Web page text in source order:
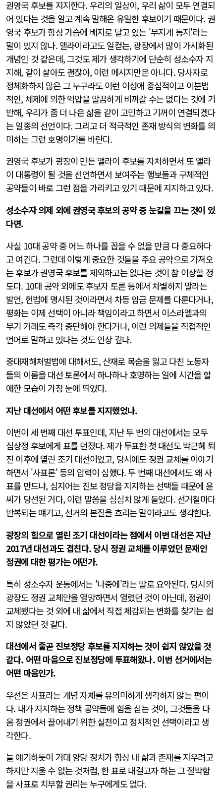
권영국 후보를 지지한다. 우리의 일상이, 우리 삶이 모두 연결되
어 있다는 것을 알고 계속 말해온 유일한 후보이기 때문이다. 권
영국 후보가 항상 가슴에 배지로 달고 있는 '무지개 동지'라는
말이 있지 않나. 앨라이라고도 일컫는, 광장에서 많이 가시화된
개념인 것 같은데, 그것도 제가 생각하기에 단순히 성소수자 지
지해, 같이 살아도 괜찮아, 이런 메시지만은 아니다. 당사자로
정체화하지 않은 그 누구라도 이런 이성애 중심적이고 이분법
적인, 체제에 의한 억압을 말끔하게 비껴갈 수는 없다는 것에 기
반해, 우리가 좀 더 나은 삶을 같이 고민하고 기꺼이 연결되겠다
는 일종의 선언이다. 그리고 더 적극적인 존재 방식의 변화를 의
미하는 그런 호명이기를 바란다.
권영국 후보가 광장이 만든 앨라이 후보를 자처하면서 또 앨라
이 대통령이 될 것을 선언하면서 보여주는 행보들과 구체적인
공약들이 바로 그런 점을 가리키고 있기 때문에 지지하고 있다.
성소수자 의제 외에 권영국 후보의 공약 중 눈길을 끄는 것이 있
다면.
사실 10대 공약 중 어느 하나를 꼽을 수 없을 만큼 다 중요하다
고 여긴다. 그런데 이렇게 중요한 것들을 주요 공약으로 가져오
는 후보가 권영국 후보를 제외하고는 없다는 것이 참 이상할 정
도다. 10대 공약 외에도 후보자 토론 등에서 차별하지 말라는
발언, 헌법에 명시된 것이라면서 차등 임금 문제를 다룬다거나,
평화는 이제 선택이 아니라 책임이라고 하면서 이스라엘과의
무기 거래도 즉각 중단해야 한다거나, 이런 의제들을 직접적인
언어로 말하고 있다는 것도 인상 깊다.
중대재해처벌법에 대해서도, 산재로 목숨을 잃고 다친 노동자
들의 이름을 대선 토론에서 하나하나 호명하는 일에 시간을 할
애한 모습이 가장 눈에 띄었다.
지난 대선에서 어떤 후보를 지지했었나.
이번이 세 번째 대선 투표인데, 지난 두 번의 대선에서는 모두
심상정 후보에게 표를 던졌다. 제가 투표한 첫 대선도 박근혜 퇴
진 이후에 열린 조기 대선이었고, 당시에도 정권 교체를 이야기
하면서 '사표론' 등의 압력이 심했다. 두 번째 대선에서도 왜 사
표를 만드냐, 심지어는 진보 정당을 지지하는 선택들 때문에 윤
씨가 당선된 거다, 이런 말씀을 심심치 않게 들었다. 선거철마다
반복되는 얘기고, 선거의 본질을 흐리는 말이라고도 생각한다.
광장의 힘으로 열린 조기 대선이라는 점에서 이번 대선은 지난
2017년 대선과도 겹친다. 당시 정권 교체를 이루었던 문재인
정권에 대한 평가는 어떤가.
특히 성소수자 운동에서는 '나중에'라는 말로 요약된다. 당시의
광장도 정권 교체만을 열망하면서 열렸던 것이 아닌데, 정권이
교체됐다는 것 외에 내 삶에서 직접 체감되는 변화를 찾기는 쉽
지 않았던 것 같다.
대선에서 줄곧 진보정당 후보를 지지하는 것이 쉽지 않았을 것
같다. 어떤 마음으로 진보정당에 투표해왔나. 이번 선거에서는
어떤 마음인가.
우선은 사표라는 개념 자체를 유의미하게 생각하지 않는 편이
다. 내가 지지하는 정책 공약들에 힘을 싣는 것이, 그것들을 다
음 정권에서 끌어내기 위한 실천이고 정치적인 선택이라고 생
각한다.
늘 얘기하듯이 거대 양당 정치가 항상 내 삶과 존재를 지우려고
하지만 지울 수 없는 것처럼, 한 표로 내걸고자 하는 그 절박함
을 사표로 치부할 권리는 누구에게도 없다.